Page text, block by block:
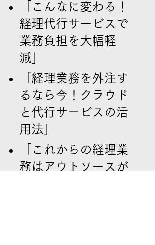
「こんなに変わる！
経理代行サービスで
業務負担を大幅軽
減」
「経理業務を外注す
るなら今！クラウド
と代行サービスの活
用法」
「これからの経理業
務はアウトソースが